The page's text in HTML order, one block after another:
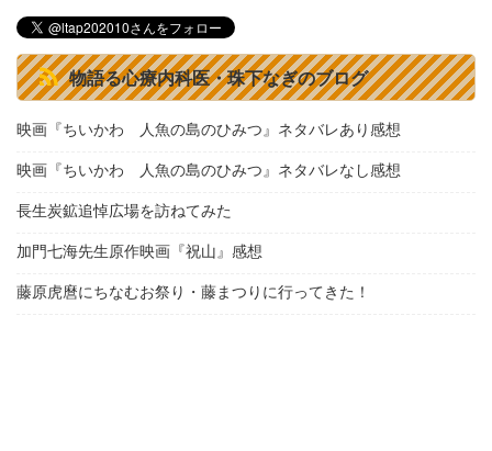
物語る心療内科医・珠下なぎのブログ
映画『ちいかわ 人魚の島のひみつ』ネタバレあり感想
映画『ちいかわ 人魚の島のひみつ』ネタバレなし感想
長生炭鉱追悼広場を訪ねてみた
加門七海先生原作映画『祝山』感想
藤原虎麿にちなむお祭り・藤まつりに行ってきた！